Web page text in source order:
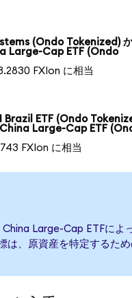
(Ondo Tokenized)
Large-Cap ETF (Ondo
FXIon に相当
Brazil ETF (Ondo
Large-Cap ETF
FXIon に相当
China Large-Cap ETFに
は、原資産を特定するため